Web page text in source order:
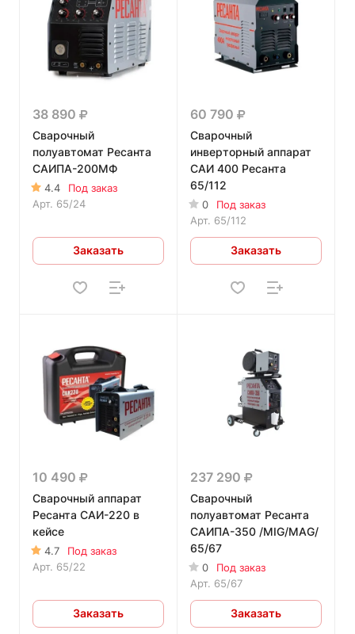
38 890
Сварочный
полуавтомат Ресанта
САИПА-200МФ
4.4
Под заказ
Арт. 65/24
Заказать
60 790
Сварочный
инверторный аппарат
САИ 400 Ресанта
65/112
0
Под заказ
Арт. 65/112
Заказать
10 490
Сварочный аппарат
Ресанта САИ-220 в
кейсе
4.7
Под заказ
Арт. 65/22
Заказать
237 290
Сварочный
полуавтомат Ресанта
САИПА-350 /MIG/MAG/
65/67
0
Под заказ
Арт. 65/67
Заказать